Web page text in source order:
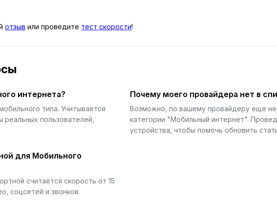
отзыв или проведите тест скорости!
интернета?
типа. Учитывается
пользователей,
Почему моего провайдера нет в
Возможно, по вашему провайдеру еще
категории "Мобильный интернет".
устройства, чтобы помочь обновить
для Мобильного
считается скорость от 15
соцсетей и звонков.